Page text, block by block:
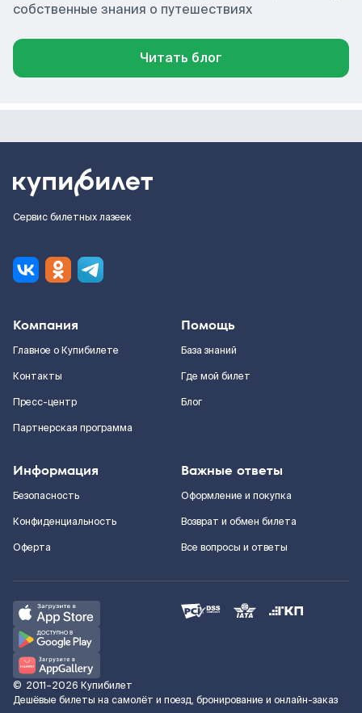
собственные знания о путешествиях
Читать блог
Сервис билетных лазеек
Компания
Главное о Купибилете
Контакты
Пресс-центр
Партнерская программа
Помощь
База знаний
Где мой билет
Блог
Информация
Безопасность
Конфиденциальность
Оферта
Важные ответы
Оформление и покупка
Возврат и обмен билета
Все вопросы и ответы
© 2011–2026 Купибилет
Дешёвые билеты на самолёт и поезд, бронирование и онлайн-заказ